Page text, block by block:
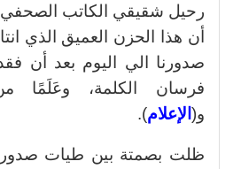
رحيل شقيقي الكاتب الصحفي
أن هذا الحزن العميق الذي
صدورنا الي اليوم بعد أن
فرسان الكلمة، وعَلَمًا
و( الإعلام).
ظلت بصمتة بين طيات صدور